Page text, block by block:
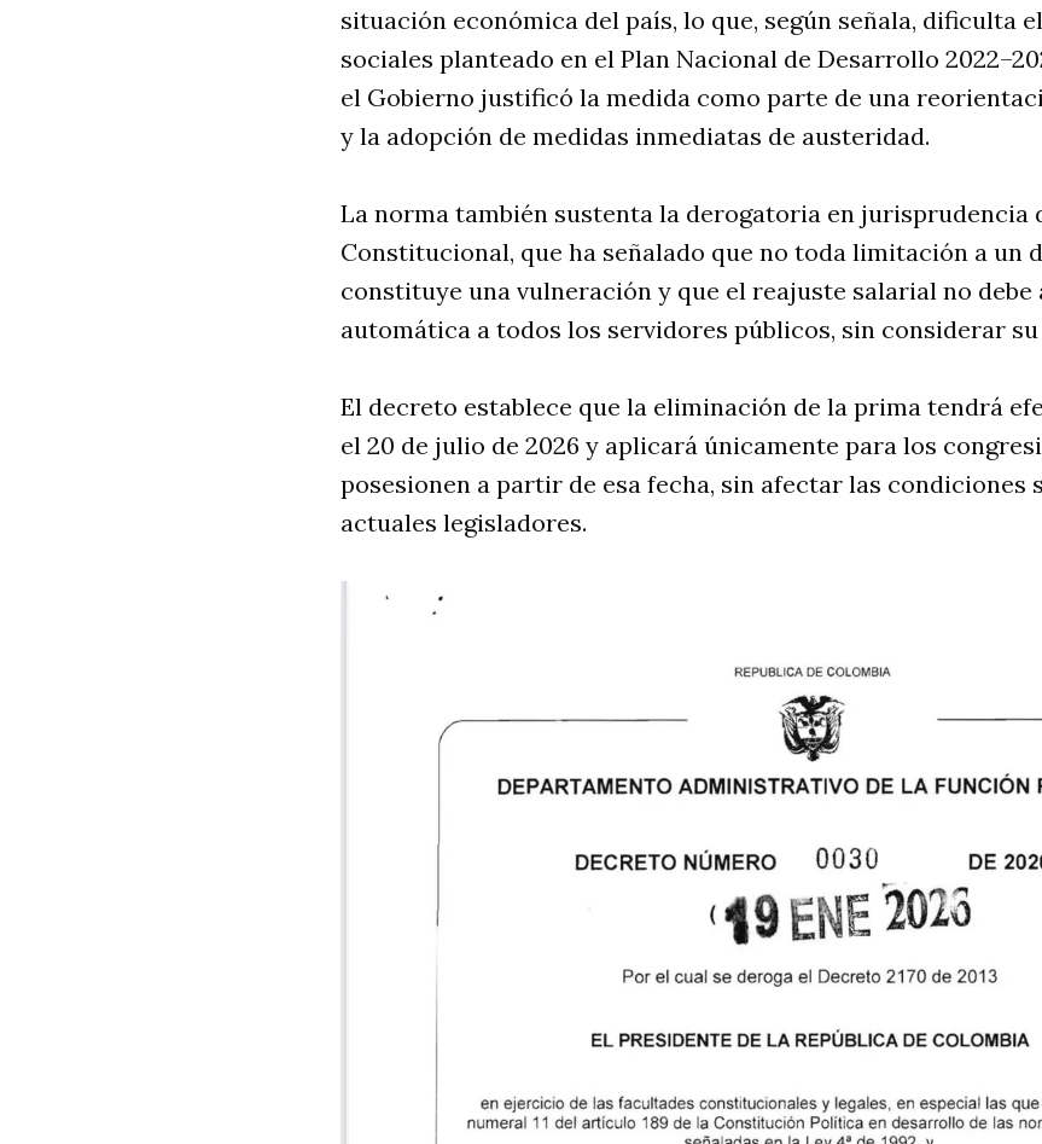
situación económica del país, lo que, según señala, dificulta
sociales planteado en el Plan Nacional de Desarrollo
el Gobierno justificó la medida como parte de una
y la adopción de medidas inmediatas de austeridad.
La norma también sustenta la derogatoria en jurisprudencia
Constitucional, que ha señalado que no toda limitación a un
constituye una vulneración y que el reajuste salarial no debe
automática a todos los servidores públicos, sin considerar
El decreto establece que la eliminación de la prima tendrá
el 20 de julio de 2026 y aplicará únicamente para los
posesionen a partir de esa fecha, sin afectar las condiciones
actuales legisladores.